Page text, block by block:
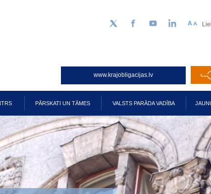
Sekojiet mums Twitter
FacebookYouTubeLinkedIn
www.krajobligacijas.lv
PĀRSKATI UN TĀMES VALSTS PARĀDA VADĪBA